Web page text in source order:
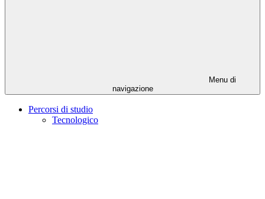
Menu di
navigazione
Percorsi di studio
Tecnologico